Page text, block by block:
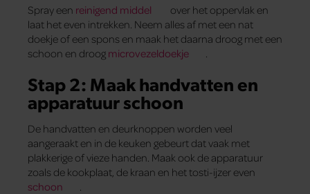
Spray een reinigend middel
over het oppervlak en
laat het even intrekken. Neem alles af met een nat
doekje of een spons en maak het daarna droog met een
schoon en droog microvezeldoekje .
Stap 2: Maak handvatten en
apparatuur schoon
De handvatten en deurknoppen worden veel
aangeraakt en in de keuken gebeurt dat vaak met
plakkerige of vieze handen. Maak ook de apparatuur
zoals de kookplaat, de kraan en het tosti-ijzer even
schoon